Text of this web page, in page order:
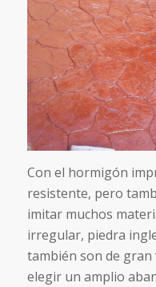
Con el hormigón
resistente, pero
imitar muchos
irregular, piedra
también son de gran
elegir un amplio